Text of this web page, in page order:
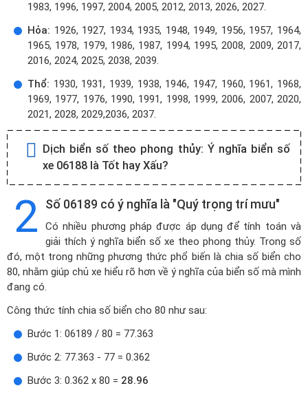
1983, 1996, 1997, 2004, 2005, 2012, 2013, 2026, 2027.
Hỏa: 1926, 1927, 1934, 1935, 1948, 1949, 1956, 1957, 1964,
1965, 1978, 1979, 1986, 1987, 1994, 1995, 2008, 2009, 2017,
2016, 2024, 2025, 2038, 2039.
Thổ: 1930, 1931, 1939, 1938, 1946, 1947, 1960, 1961, 1968,
1969, 1977, 1976, 1990, 1991, 1998, 1999, 2006, 2007, 2020,
2021, 2028, 2029,2036, 2037.
Dịch biển số theo phong thủy: Ý nghĩa biển số
xe 06188 là Tốt hay Xấu?
2 Số 06189 có ý nghĩa là "Quý trọng trí mưu"
Có nhiều phương pháp được áp dụng để tính toán và
giải thích ý nghĩa biển số xe theo phong thủy. Trong số
đó, một trong những phương thức phổ biến là chia số biển cho
80, nhằm giúp chủ xe hiểu rõ hơn về ý nghĩa của biển số mà mình
đang có.
Công thức tính chia số biển cho 80 như sau:
Bước 1: 06189 / 80 = 77.363
Bước 2: 77.363 - 77 = 0.362
Bước 3: 0.362 x 80 = 28.96